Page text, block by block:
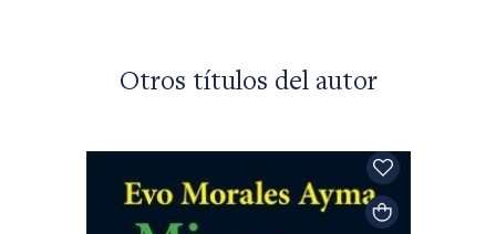
Otros títulos del autor